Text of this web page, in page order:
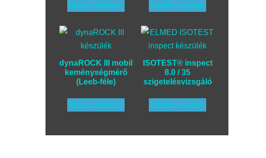
Tovább olvasom Tovább olvasom
dynaROCK III mobil
keménységmérő
(Leeb-féle)
Tovább olvasom
ISOTEST® inspect
8.0 / 35
szigetelésvizsgáló
Tovább olvasom